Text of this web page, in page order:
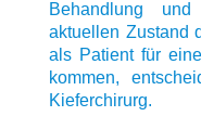
Behandlung
aktuellen Zustand
als Patient für
kommen,
Kieferchirurg.